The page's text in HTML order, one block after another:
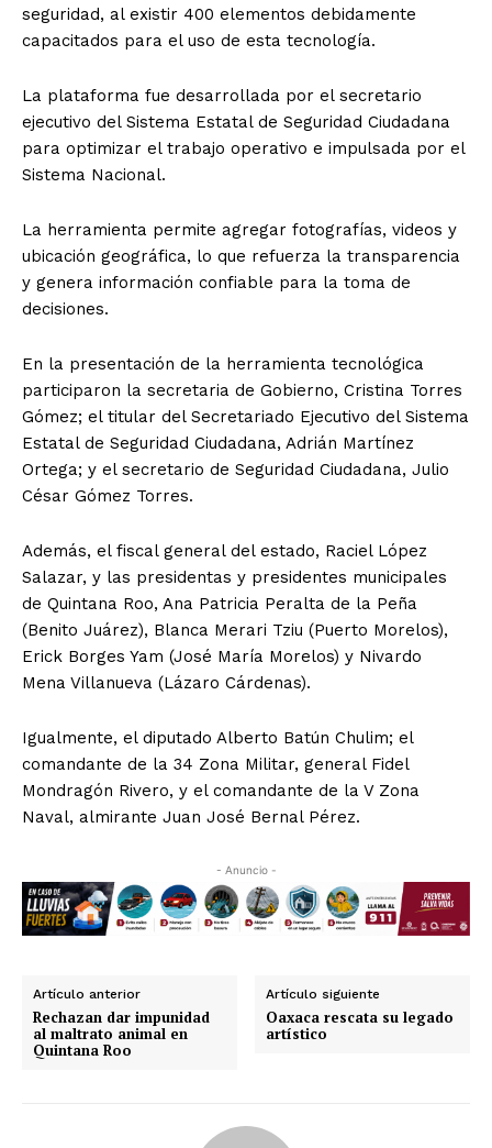
seguridad, al existir 400 elementos debidamente
capacitados para el uso de esta tecnología.
La plataforma fue desarrollada por el secretario
ejecutivo del Sistema Estatal de Seguridad Ciudadana
para optimizar el trabajo operativo e impulsada por el
Sistema Nacional.
La herramienta permite agregar fotografías, videos y
ubicación geográfica, lo que refuerza la transparencia
y genera información confiable para la toma de
decisiones.
En la presentación de la herramienta tecnológica
participaron la secretaria de Gobierno, Cristina Torres
Gómez; el titular del Secretariado Ejecutivo del Sistema
Estatal de Seguridad Ciudadana, Adrián Martínez
Ortega; y el secretario de Seguridad Ciudadana, Julio
César Gómez Torres.
Además, el fiscal general del estado, Raciel López
Salazar, y las presidentas y presidentes municipales
de Quintana Roo, Ana Patricia Peralta de la Peña
(Benito Juárez), Blanca Merari Tziu (Puerto Morelos),
Erick Borges Yam (José María Morelos) y Nivardo
Mena Villanueva (Lázaro Cárdenas).
Igualmente, el diputado Alberto Batún Chulim; el
comandante de la 34 Zona Militar, general Fidel
Mondragón Rivero, y el comandante de la V Zona
Naval, almirante Juan José Bernal Pérez.
- Anuncio -
Artículo anterior
Rechazan dar impunidad
al maltrato animal en
Quintana Roo
Artículo siguiente
Oaxaca rescata su legado
artístico